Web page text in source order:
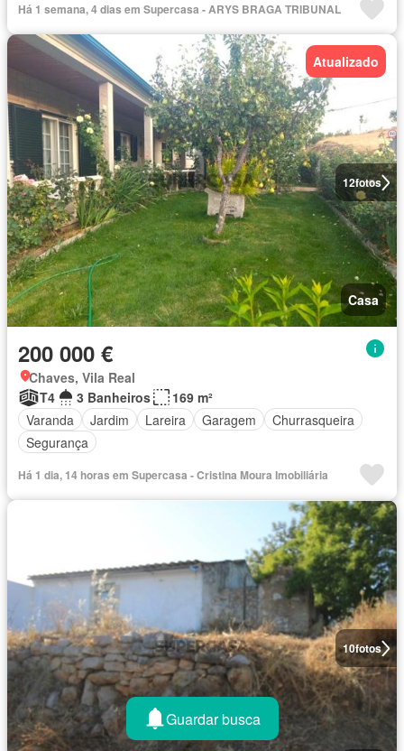
Há 1 semana, 4 dias em Supercasa - ARYS BRAGA TRIBUNAL
12fotos
Atualizado
Casa
200 000 €
Chaves, Vila Real
T4
3 Banheiros
169 m²
Varanda
Jardim Lareira Garagem
Churrasqueira
Segurança
Há 1 dia, 14 horas em Supercasa - Cristina Moura Imobiliária
10fotos
Guardar busca